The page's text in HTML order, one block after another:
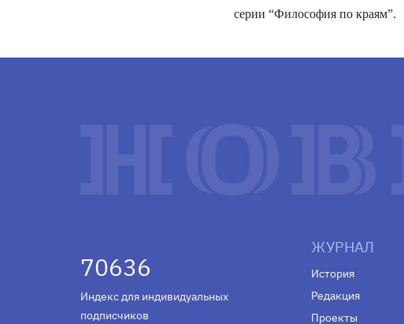
серии “Философия по краям”.
70636
Индекс для индивидуальных
подписчиков
ЖУРНАЛ
История
Редакция
Проекты